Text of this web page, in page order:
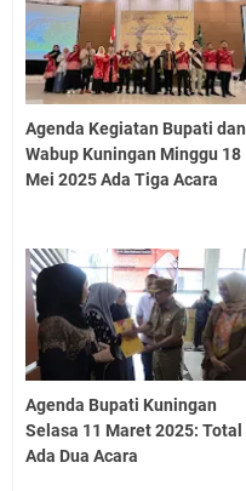
Agenda Kegiatan Bupati dan
Wabup Kuningan Minggu 18
Mei 2025 Ada Tiga Acara
Agenda Bupati Kuningan
Selasa 11 Maret 2025: Total
Ada Dua Acara